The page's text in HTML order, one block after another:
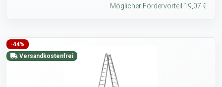
Möglicher Fördervorteil 19,07 €
-44%
Versandkostenfrei